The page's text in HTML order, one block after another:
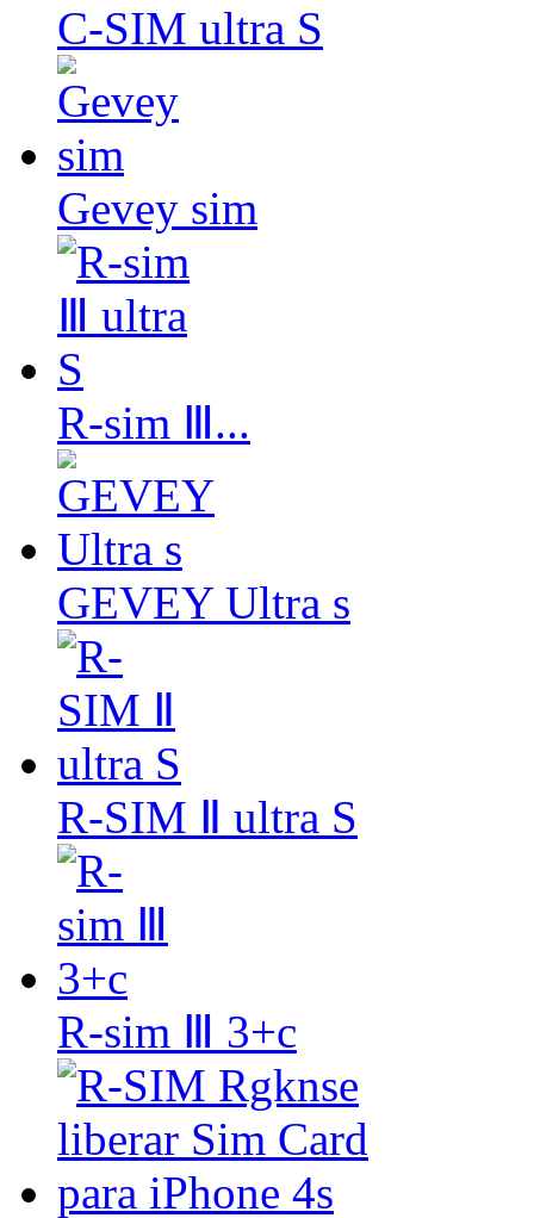
C-SIM ultra S
Gevey sim
R-sim Ⅲ...
GEVEY Ultra s
R-SIM Ⅱ ultra S
R-sim Ⅲ 3+c